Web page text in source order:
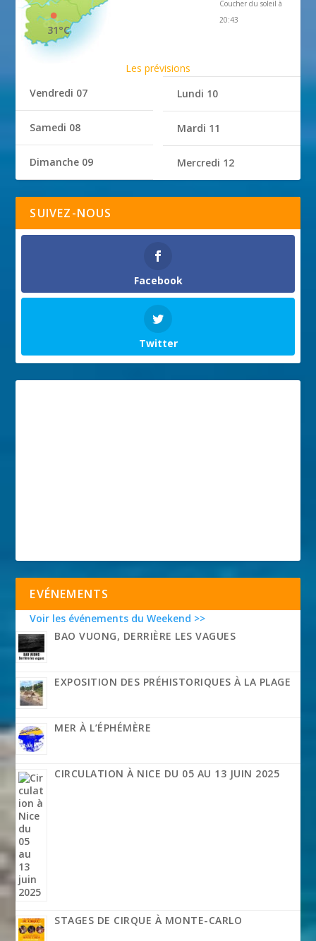
31°C
Coucher du soleil à
20:43
Les prévisions
Vendredi 07
Samedi 08
Dimanche 09
Lundi 10
Mardi 11
Mercredi 12
SUIVEZ-NOUS
Facebook
Twitter
EVÉNEMENTS
Voir les événements du Weekend >>
BAO VUONG, DERRIÈRE LES VAGUES
EXPOSITION DES PRÉHISTORIQUES À LA PLAGE
MER À L’ÉPHÉMÈRE
CIRCULATION À NICE DU 05 AU 13 JUIN 2025
STAGES DE CIRQUE À MONTE-CARLO